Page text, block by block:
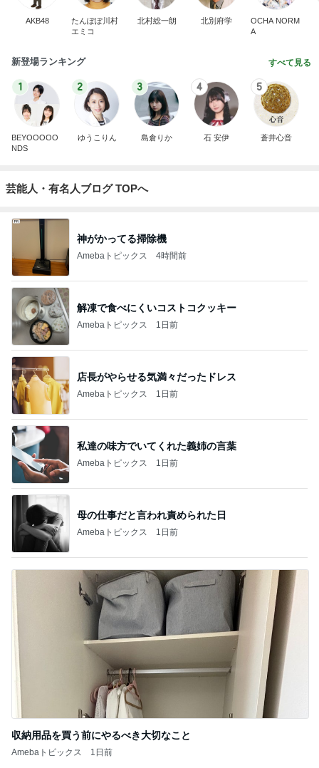
AKB48
たんぽぽ川村
エミコ
北村総一朗 北別府学
OCHA NORM
A
新登場ランキング すべて見る
1
BEYOOOOO
NDS
2
ゆうこりん
3
島倉りか
4
石 安伊
5
蒼井心音
芸能人・有名人ブログ TOPへ
神がかってる掃除機
Amebaトピックス 4時間前
解凍で食べにくいコストコクッキー
Amebaトピックス 1日前
店長がやらせる気満々だったドレス
Amebaトピックス 1日前
私達の味方でいてくれた義姉の言葉
Amebaトピックス 1日前
母の仕事だと言われ責められた日
Amebaトピックス 1日前
収納用品を買う前にやるべき大切なこと
Amebaトピックス 1日前